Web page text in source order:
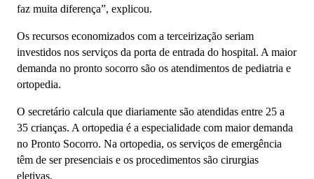
faz muita diferença”, explicou.
Os recursos economizados com a terceirização seriam
investidos nos serviços da porta de entrada do hospital. A maior
demanda no pronto socorro são os atendimentos de pediatria e
ortopedia.
O secretário calcula que diariamente são atendidas entre 25 a
35 crianças. A ortopedia é a especialidade com maior demanda
no Pronto Socorro. Na ortopedia, os serviços de emergência
têm de ser presenciais e os procedimentos são cirurgias
eletivas.